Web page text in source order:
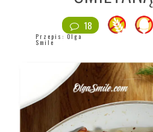
18
Przepis:Olga
Smile